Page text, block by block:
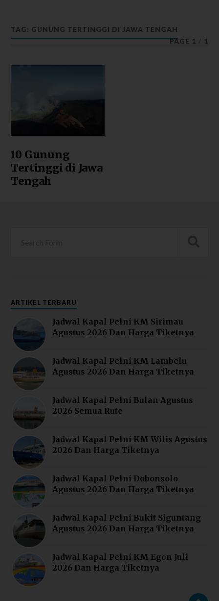
TAG: GUNUNG TERTINGGI DI JAWA TENGAH
PAGE 1
1
10 Gunung
Tertinggi di Jawa
Tengah
ARTIKEL TERBARU
Jadwal Kapal Pelni KM Sirimau
Agustus 2026 Dan Harga Tiketnya
Jadwal Kapal Pelni KM Lambelu
Agustus 2026 Dan Harga Tiketnya
Jadwal Kapal Pelni Bulan Agustus
2026 Semua Rute
Jadwal Kapal Pelni KM Wilis Agustus
2026 Dan Harga Tiketnya
Jadwal Kapal Pelni Dobonsolo
Agustus 2026 Dan Harga Tiketnya
Jadwal Kapal Pelni Bukit Siguntang
Agustus 2026 Dan Harga Tiketnya
Jadwal Kapal Pelni KM Egon Juli
2026 Dan Harga Tiketnya